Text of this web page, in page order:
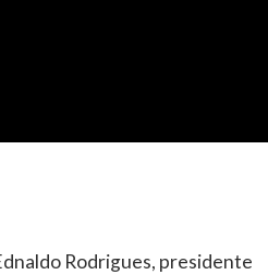
Rodrigues, presidente